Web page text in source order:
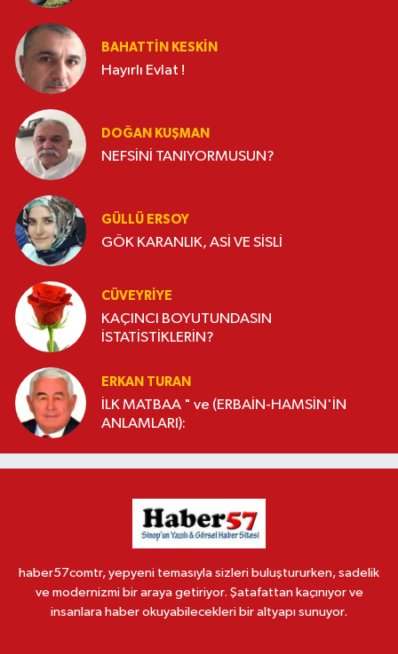
BAHATTIN KESKİN
Hayırlı Evlat !
DOĞAN KUŞMAN
NEFSİNİ TANIYORMUSUN?
GÜLLÜ ERSOY
GÖK KARANLIK, ASİ VE SİSLİ
CÜVEYRIYE
KAÇINCI BOYUTUNDASIN
İSTATİSTİKLERİN?
ERKAN TURAN
İLK MATBAA " ve (ERBAİN-HAMSİN'İN
ANLAMLARI):
haber57comtr, yepyeni temasıyla sizleri buluştururken, sadelik
ve modernizmi bir araya getiriyor. Şatafattan kaçınıyor ve
insanlara haber okuyabilecekleri bir altyapı sunuyor.